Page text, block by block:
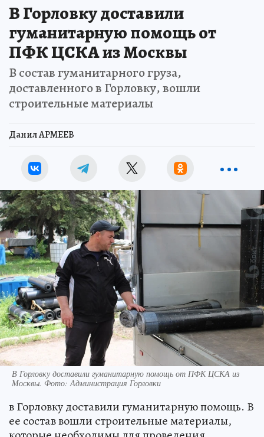
В Горловку доставили
гуманитарную помощь от
ПФК ЦСКА из Москвы
В состав гуманитарного груза,
доставленного в Горловку, вошли
строительные материалы
Данил АРМЕЕВ
В Горловку доставили гуманитарную помощь от ПФК ЦСКА из
Москвы. Фото: Администрация Горловки
в Горловку доставили гуманитарную помощь. В
ее состав вошли строительные материалы,